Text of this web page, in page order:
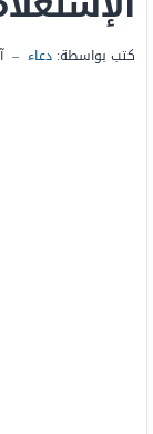
كتب بواسطة: دعاء –